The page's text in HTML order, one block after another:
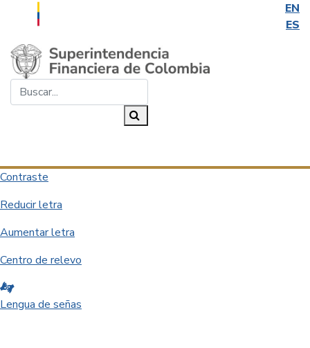
EN
ES
Saltar al contenido principal
Contraste
Reducir letra
Aumentar letra
Centro de relevo
Lengua de señas